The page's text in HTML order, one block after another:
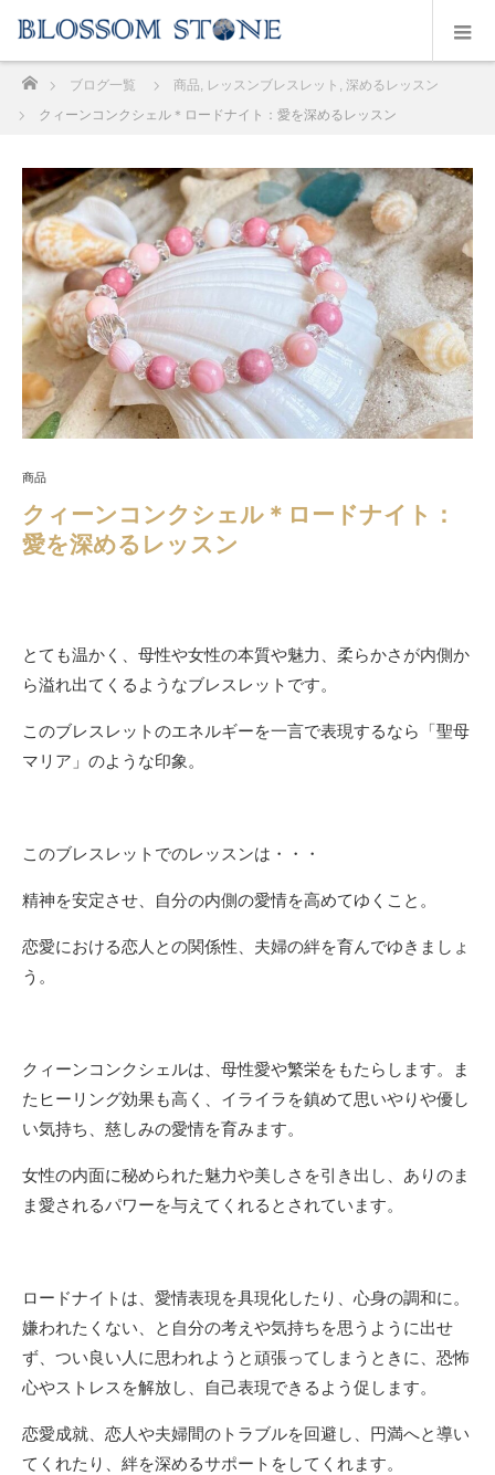
ブログ一覧 商品, レッスンブレスレット , 深めるレッスン
クィーンコンクシェル＊ロードナイト：愛を深めるレッスン
商品
クィーンコンクシェル＊ロードナイト：
愛を深めるレッスン
とても温かく、母性や女性の本質や魅力、柔らかさが内側か
ら溢れ出てくるようなブレスレットです。
このブレスレットのエネルギーを一言で表現するなら「聖母
マリア」のような印象。
このブレスレットでのレッスンは・・・
精神を安定させ、自分の内側の愛情を高めてゆくこと。
恋愛における恋人との関係性、夫婦の絆を育んでゆきましょ
う。
クィーンコンクシェルは、母性愛や繁栄をもたらします。ま
たヒーリング効果も高く、イライラを鎮めて思いやりや優し
い気持ち、慈しみの愛情を育みます。
女性の内面に秘められた魅力や美しさを引き出し、ありのま
ま愛されるパワーを与えてくれるとされています。
ロードナイトは、愛情表現を具現化したり、心身の調和に。
嫌われたくない、と自分の考えや気持ちを思うように出せ
ず、つい良い人に思われようと頑張ってしまうときに、恐怖
心やストレスを解放し、自己表現できるよう促します。
恋愛成就、恋人や夫婦間のトラブルを回避し、円満へと導い
てくれたり、絆を深めるサポートをしてくれます。